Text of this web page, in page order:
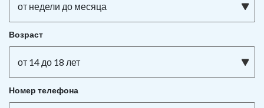
от недели до месяца
Возраст
от 14 до 18 лет
Номер телефона